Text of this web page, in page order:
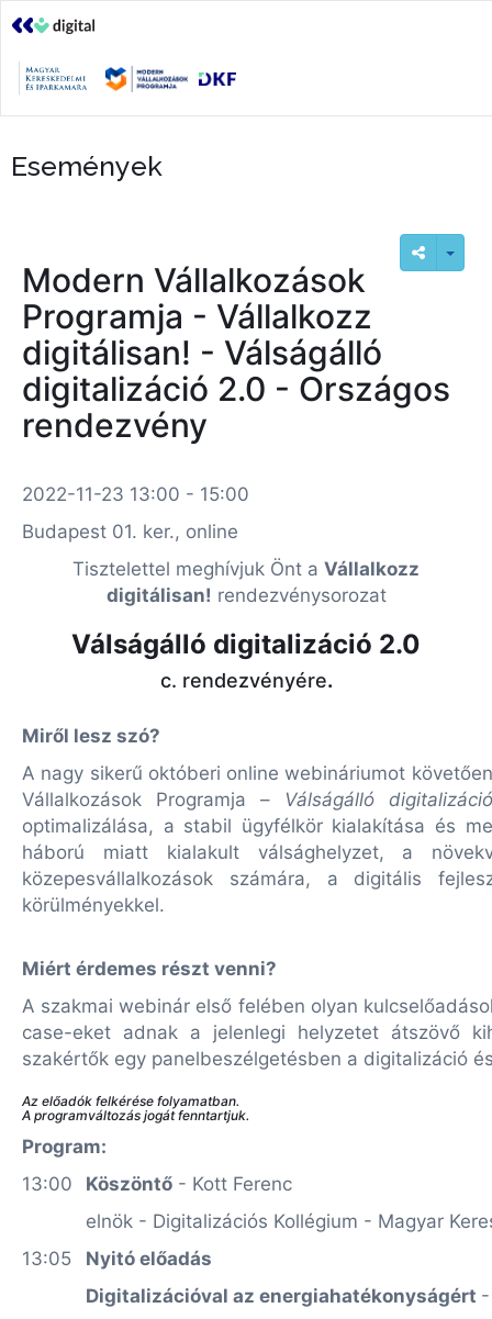
Események
Modern Vállalkozások
Programja - Vállalkozz
digitálisan! - Válságálló
digitalizáció 2.0 - Országos
rendezvény
2022-11-23 13:00 - 15:00
Budapest 01. ker., online
Tisztelettel meghívjuk Önt a Vállalkozz
digitálisan! rendezvénysorozat
Válságálló digitalizáció 2.0
c. rendezvényére.
Miről lesz szó?
A nagy sikerű októberi online webináriumot
Vállalkozások Programja – Válságálló
optimalizálása, a stabil ügyfélkör kialakítása és
háború miatt kialakult válsághelyzet, a
közepesvállalkozások számára, a digitális
körülményekkel.
Miért érdemes részt venni?
A szakmai webinár első felében olyan
case-eket adnak a jelenlegi helyzetet átszövő
szakértők egy panelbeszélgetésben a digitalizáció
Az előadók felkérése folyamatban.
A programváltozás jogát fenntartjuk.
Program:
13:00
Köszöntő - Kott Ferenc
elnök - Digitalizációs Kollégium - Magyar
13:05
Nyitó előadás
Digitalizációval az energiahatékonyságért